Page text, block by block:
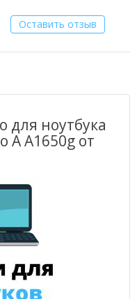
Оставить отзыв
для ноутбука
A A1650g от